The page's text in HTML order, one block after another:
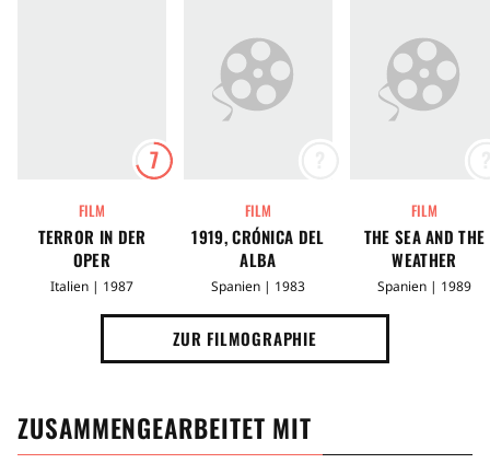
7
FILM
TERROR IN DER
OPER
Italien | 1987
FILM
1919, CRÓNICA DEL
ALBA
Spanien | 1983
FILM
THE SEA AND THE
WEATHER
Spanien | 1989
ZUR FILMOGRAPHIE
ZUSAMMENGEARBEITET MIT